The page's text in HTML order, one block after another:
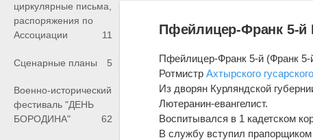
циркулярные письма,
распоряжения по
Ассоциации
11
Сценарные планы 5
Военно-исторический
фестиваль "ДЕНЬ
БОРОДИНА"
62
Пфейлицер-Франк 5-й
Пфейлицер-Франк 5-й (Франк 5-
РотмистрАхтырского
Из дворян Курляндской
Лютеранин-евангелист.
Воспитывался в 1 кадетском
В службу вступил